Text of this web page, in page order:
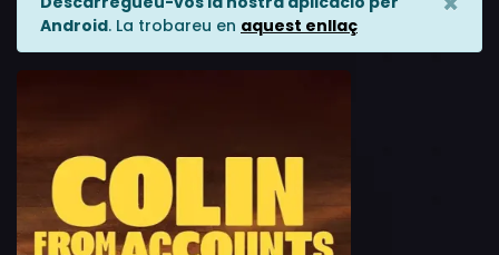
Android. La trobareu en aquest enllaç